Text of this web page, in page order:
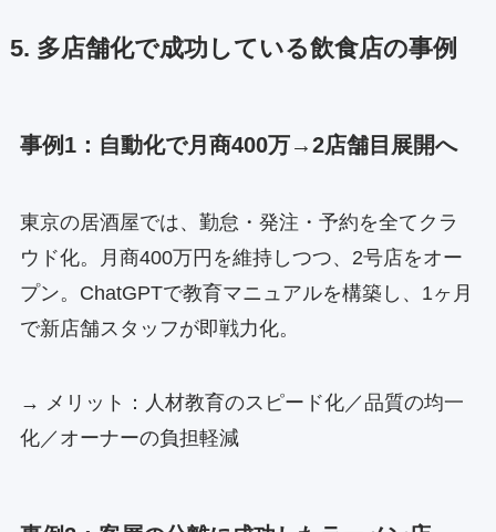
5. 多店舗化で成功している飲食店の事例
事例1：自動化で月商400万→2店舗目展開へ
東京の居酒屋では、勤怠・発注・予約を全てクラ
ウド化。月商400万円を維持しつつ、2号店をオー
プン。ChatGPTで教育マニュアルを構築し、1ヶ月
で新店舗スタッフが即戦力化。
→ メリット：人材教育のスピード化／品質の均一
化／オーナーの負担軽減